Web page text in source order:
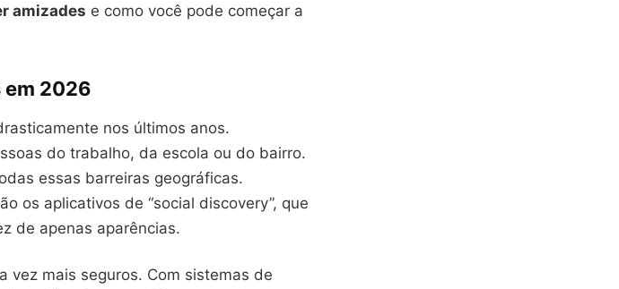
amizades e como você pode começar a
em 2026
nos últimos anos.
do trabalho, da escola ou do bairro.
essas barreiras geográficas.
os aplicativos de “social discovery”, que
de apenas aparências.
vez mais seguros. Com sistemas de